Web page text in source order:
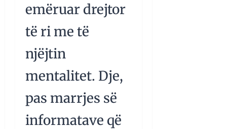
emëruar drejtor
të ri me të
njëjtin
mentalitet. Dje,
pas marrjes së
informatave që